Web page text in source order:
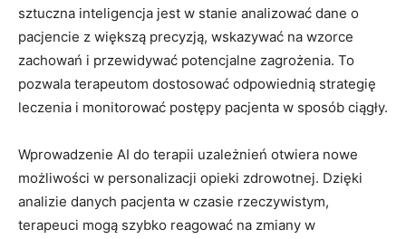
sztuczna inteligencja jest w stanie analizować dane o
pacjencie z większą precyzją, wskazywać na wzorce
zachowań i przewidywać potencjalne zagrożenia. To
pozwala terapeutom dostosować odpowiednią strategię
leczenia i monitorować postępy pacjenta w sposób ciągły.
Wprowadzenie AI do terapii uzależnień otwiera nowe
możliwości w personalizacji opieki zdrowotnej. Dzięki
analizie danych pacjenta w czasie rzeczywistym,
terapeuci mogą szybko reagować na zmiany w